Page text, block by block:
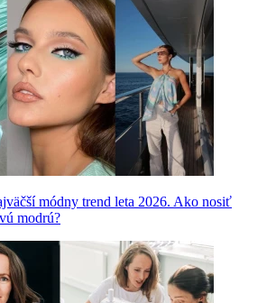
módny trend leta 2026. Ako nosiť
modrú?